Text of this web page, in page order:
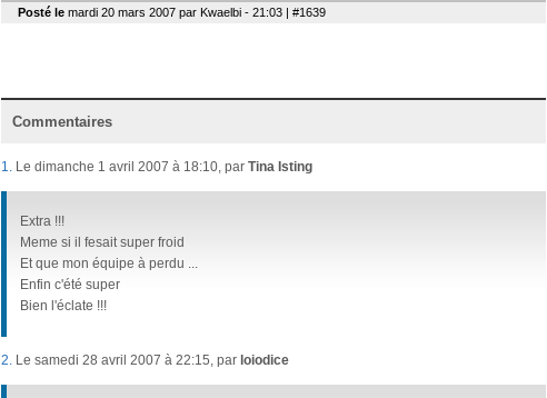
Posté le mardi 20 mars 2007 par Kwaelbi - 21:03 | #1639
Commentaires
1. Le dimanche 1 avril 2007 à 18:10, par Tina Isting
Extra !!!
Meme si il fesait super froid
Et que mon équipe à perdu ...
Enfin c'été super
Bien l'éclate !!!
2. Le samedi 28 avril 2007 à 22:15, par loiodice